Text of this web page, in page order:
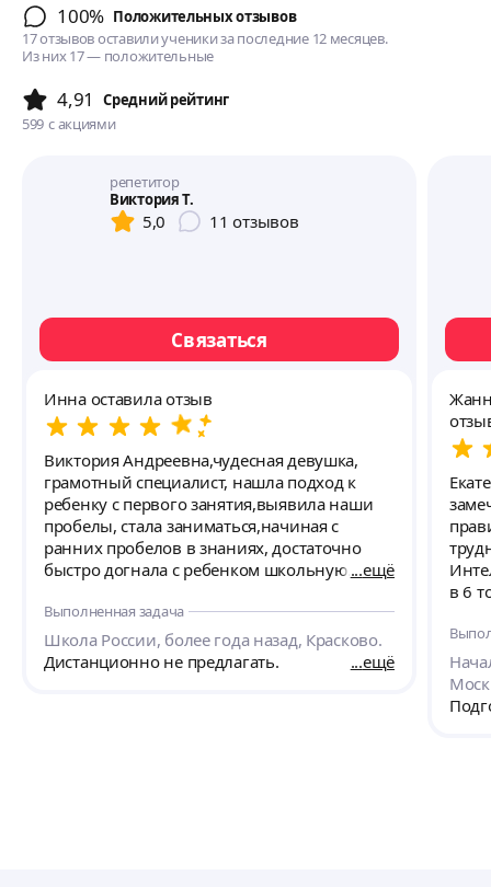
100% Положительных отзывов
17 отзывов оставили ученики за последние 12 месяцев.
Из них 17 — положительные
4,91
Cредний рейтинг
599 с акциями
репетитор
Виктория Т.
5,0 11 отзывов
Связаться
Инна оставила отзыв
Виктория Андреевна,чудесная девушка,
грамотный специалист, нашла подход к
ребенку с первого занятия,выявила наши
пробелы, стала заниматься,начиная с
ранних пробелов в знаниях, достаточно
быстро догнала с ребенком школьную
занятия, так как изначально ребенок
заниматься не хотел, но с Викторией
занимался с большой радостью. Большие
подъемы в знаниях. Всем рекомендую,
ещё
Выполненная задача
Школа России, более года назад, Красково.
Дистанционно не предлагать.
ещё
в 6
что
при